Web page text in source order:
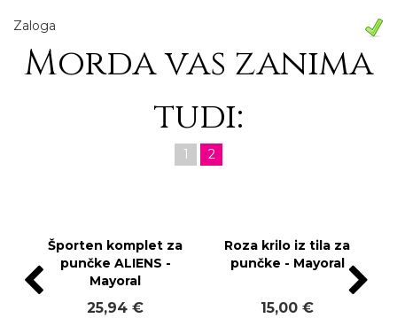
Zaloga
Morda vas zanima
tudi:
1 2
Športen komplet za
punčke ALIENS -
Mayoral
Roza krilo iz tila za